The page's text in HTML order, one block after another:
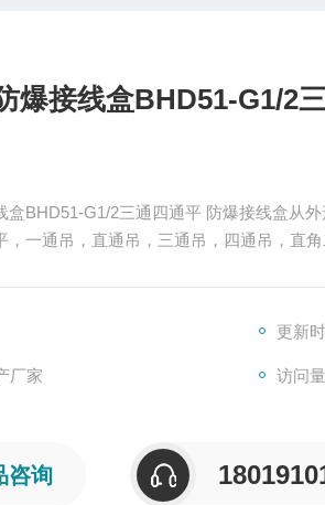
爆接线盒BHD51-G1/2
平 防爆接线盒从外形上分为：一通平，直二通，三通平，四
，一通吊，直通吊，三通吊，四通吊，直角
更新
厂家 访问
咨询